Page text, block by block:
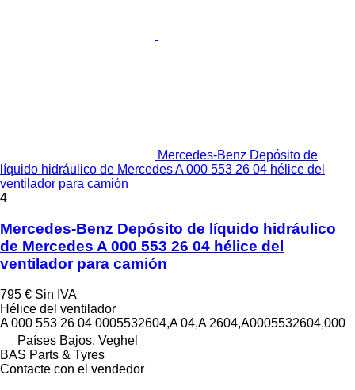
Mercedes-Benz Depósito de
líquido hidráulico de Mercedes A 000 553 26 04 hélice del
ventilador para camión
4
Mercedes-Benz Depósito de líquido hidráulico
de Mercedes A 000 553 26 04 hélice del
ventilador para camión
795 € Sin IVA
Hélice del ventilador
A 000 553 26 04 0005532604,A 04,A 2604,A0005532604,000
Países Bajos, Veghel
BAS Parts & Tyres
Contacte con el vendedor